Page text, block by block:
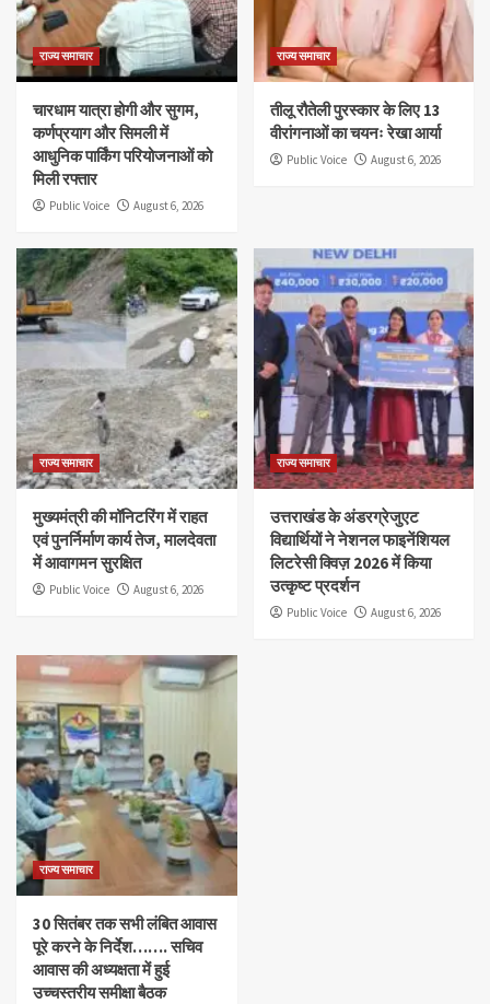
राज्य समाचार
चारधाम यात्रा होगी और सुगम,
कर्णप्रयाग और सिमली में
आधुनिक पार्किंग परियोजनाओं को
मिली रफ्तार
Public Voice August 6, 2026
राज्य समाचार
तीलू रौतेली पुरस्कार के लिए 13
वीरांगनाओं का चयनः रेखा आर्या
Public Voice August 6, 2026
राज्य समाचार
मुख्यमंत्री की मॉनिटरिंग में राहत
एवं पुनर्निर्माण कार्य तेज, मालदेवता
में आवागमन सुरक्षित
Public Voice August 6, 2026
राज्य समाचार
उत्तराखंड के अंडरग्रेजुएट
विद्यार्थियों ने नेशनल फाइनेंशियल
लिटरेसी क्विज़ 2026 में किया
उत्कृष्ट प्रदर्शन
Public Voice August 6, 2026
राज्य समाचार
30 सितंबर तक सभी लंबित आवास
पूरे करने के निर्देश……. सचिव
आवास की अध्यक्षता में हुई
उच्चस्तरीय समीक्षा बैठक